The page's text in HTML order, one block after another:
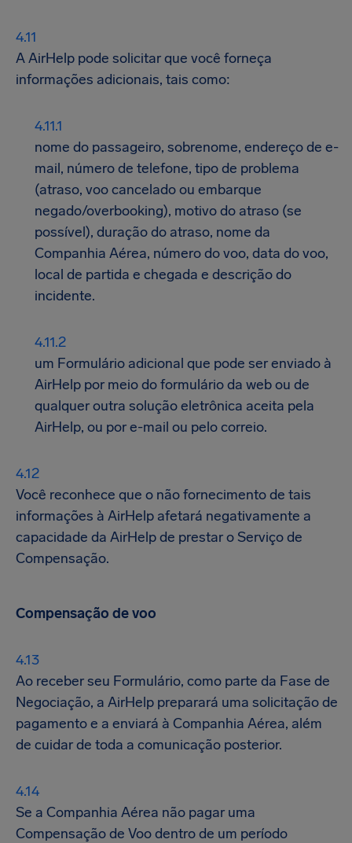
A AirHelp pode solicitar que você forneça
informações adicionais, tais como:
nome do passageiro, sobrenome, endereço de e-
mail, número de telefone, tipo de problema
(atraso, voo cancelado ou embarque
negado/overbooking), motivo do atraso (se
possível), duração do atraso, nome da
Companhia Aérea, número do voo, data do voo,
local de partida e chegada e descrição do
incidente.
um Formulário adicional que pode ser enviado à
AirHelp por meio do formulário da web ou de
qualquer outra solução eletrônica aceita pela
AirHelp, ou por e-mail ou pelo correio.
Você reconhece que o não fornecimento de tais
informações à AirHelp afetará negativamente a
capacidade da AirHelp de prestar o Serviço de
Compensação.
Compensação de voo
Ao receber seu Formulário, como parte da Fase de
Negociação, a AirHelp preparará uma solicitação de
pagamento e a enviará à Companhia Aérea, além
de cuidar de toda a comunicação posterior.
Se a Companhia Aérea não pagar uma
Compensação de Voo dentro de um período